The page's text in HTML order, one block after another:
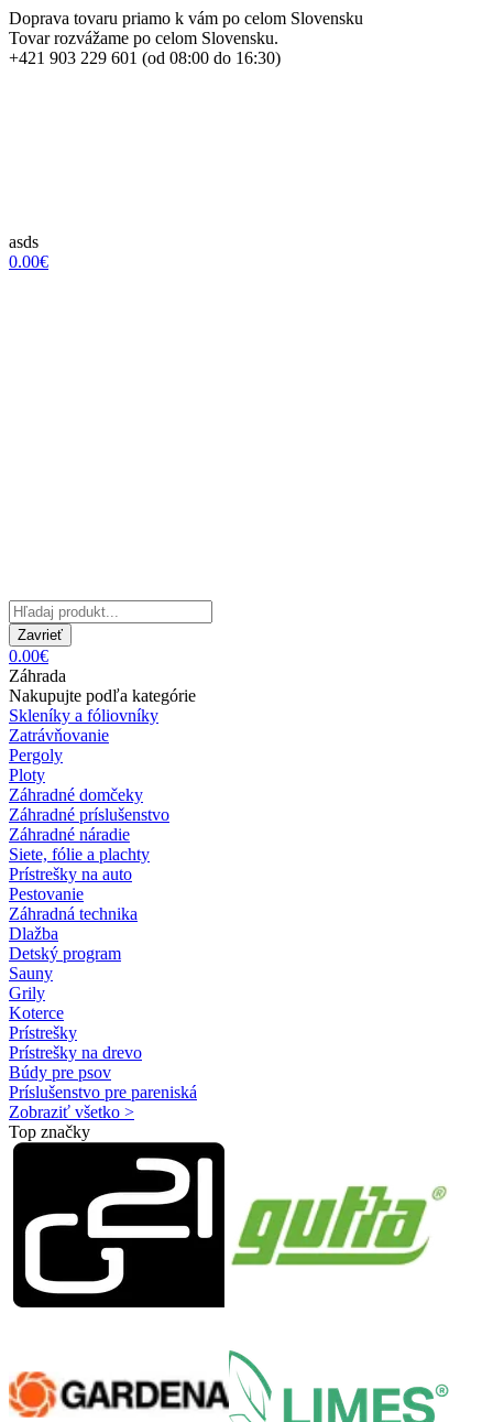
Doprava tovaru priamo k vám po celom Slovensku
Tovar rozvážame po celom Slovensku.
+421 903 229 601 (od 08:00 do 16:30)
asds
0.00€
Zavrieť
0.00€
Záhrada
Nakupujte podľa kategórie
Skleníky a fóliovníky
Zatrávňovanie
Pergoly
Ploty
Záhradné domčeky
Záhradné príslušenstvo
Záhradné náradie
Siete, fólie a plachty
Prístrešky na auto
Pestovanie
Záhradná technika
Dlažba
Detský program
Sauny
Grily
Koterce
Prístrešky
Prístrešky na drevo
Búdy pre psov
Príslušenstvo pre pareniská
Zobraziť všetko >
Top značky